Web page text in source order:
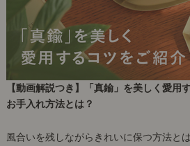
【動画解説つき】「真鍮」を美しく愛用
お手入れ方法とは？
風合いを残しながらきれいに保つ方法と